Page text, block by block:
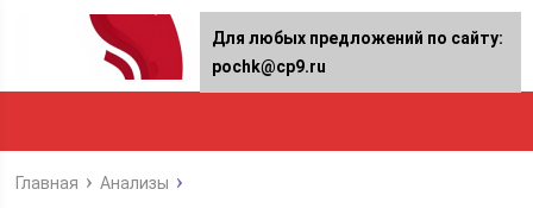
Главная Анализы
Для любых предложений по сайту:
pochk@cp9.ru